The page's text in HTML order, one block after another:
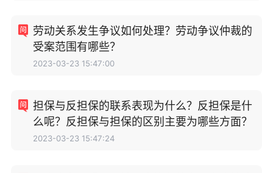
劳动关系发生争议如何处理？劳动争议仲裁的
受案范围有哪些？
2023-03-23 15:47:00
担保与反担保的联系表现为什么？反担保是什
么呢？反担保与担保的区别主要为哪些方面？
2023-03-23 15:47:24